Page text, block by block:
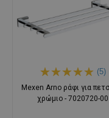
(5)
Mexen Arno ράφι για
χρώμιο - 7020720-00